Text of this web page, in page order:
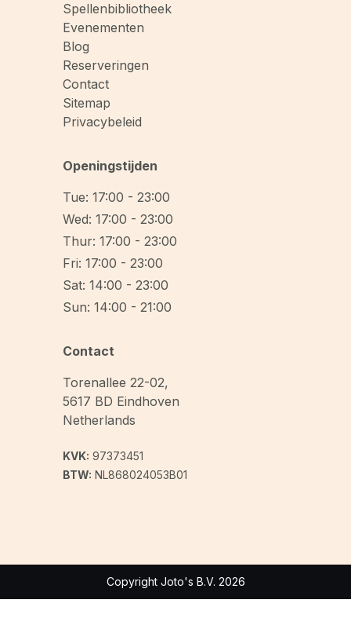
Spellenbibliotheek
Evenementen
Blog
Reserveringen
Contact
Sitemap
Privacybeleid
Openingstijden
Tue: 17:00 - 23:00
Wed: 17:00 - 23:00
Thur: 17:00 - 23:00
Fri: 17:00 - 23:00
Sat: 14:00 - 23:00
Sun: 14:00 - 21:00
Contact
Torenallee 22-02,
5617 BD Eindhoven
Netherlands
KVK: 97373451
BTW: NL868024053B01
Copyright Joto's B.V. 2026